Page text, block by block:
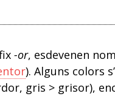
-or, esdevenen
). Alguns colors
gris > grisor),